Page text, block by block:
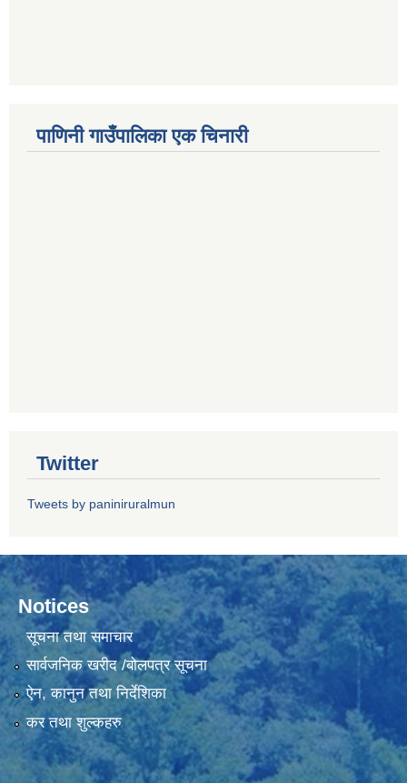
पाणिनी गाउँपालिका एक चिनारी
Twitter
Tweets by paniniruralmun
Notices
सूचना तथा समाचार
सार्वजनिक खरीद /बोलपत्र सूचना
ऐन, कानुन तथा निर्देशिका
कर तथा शुल्कहरु